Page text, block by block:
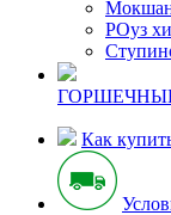
РОуз
Как